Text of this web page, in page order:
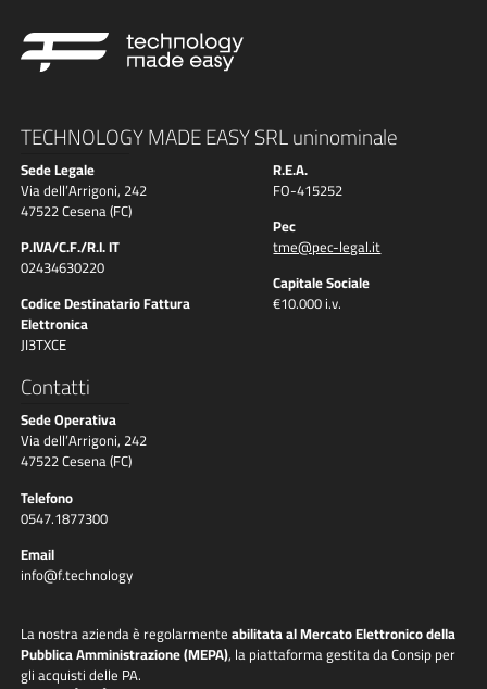
TECHNOLOGY MADE EASY SRL uninominale
Sede Legale
Via dell’Arrigoni, 242
47522 Cesena (FC)
P.IVA/C.F./R.I. IT
02434630220
Codice Destinatario Fattura
Elettronica
JI3TXCE
R.E.A.
FO-415252
Pec
tme@pec-legal.it
Capitale Sociale
€10.000 i.v.
Contatti
Sede Operativa
Via dell’Arrigoni, 242
47522 Cesena (FC)
Telefono
0547.1877300
Email
info@f.technology
La nostra azienda è regolarmenteabilitata al Mercato Elettronico della
Pubblica Amministrazione (MEPA), la piattaforma gestita da Consip per
gli acquisti delle PA.